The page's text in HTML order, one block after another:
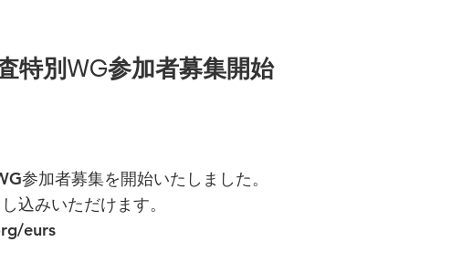
特別WG参加者募集開始
参加者募集を開始いたしました。
込みいただけます。
eurs